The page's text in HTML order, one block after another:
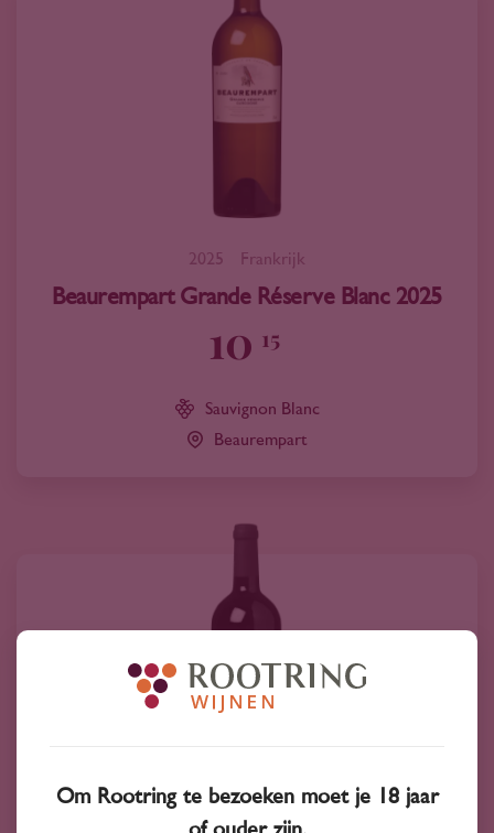
2025 Frankrijk
Beaurempart Grande Réserve Blanc 2025
10 15
Sauvignon Blanc
Beaurempart
Om Rootring te bezoeken moet je 18 jaar